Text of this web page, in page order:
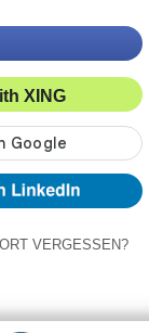
XING
VERGESSEN?